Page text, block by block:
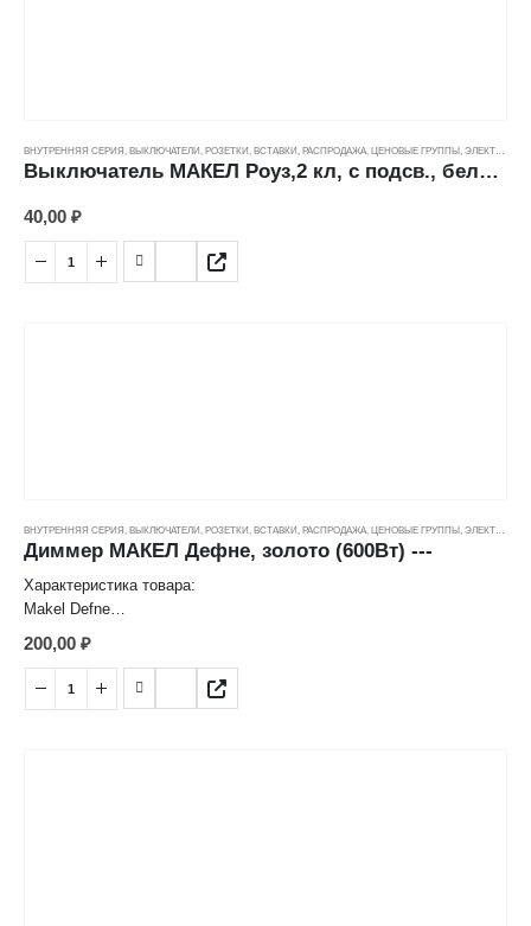
ВНУТРЕННЯЯ СЕРИЯ, ВЫКЛЮЧАТЕЛИ, РОЗЕТКИ, ВСТАВКИ, РАСПРОДАЖА, ЦЕНОВЫЕ ГРУППЫ , ЭЛЕКТРОТОВАРЫ
Выключатель МАКЕЛ Роуз,2 кл, с подсв., белый (10А/250В) СО ВСТАВКОЙ ---
40,00 ₽
ВНУТРЕННЯЯ СЕРИЯ, ВЫКЛЮЧАТЕЛИ, РОЗЕТКИ, ВСТАВКИ, РАСПРОДАЖА, ЦЕНОВЫЕ ГРУППЫ , ЭЛЕКТРОТОВАРЫ
Диммер МАКЕЛ Дефне, золото (600Вт) ---
Характеристика товара:
Makel Defne
Диммер 600 W
Цвет: Золотой
Способ монтажа: Скрытый
Потребляемая мощность: 60-600 W
200,00 ₽